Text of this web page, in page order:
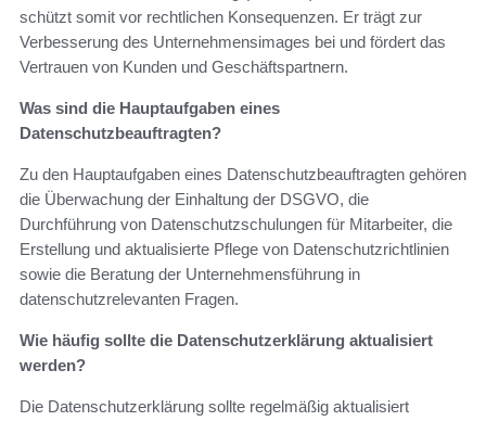
schützt somit vor rechtlichen Konsequenzen. Er trägt zur
Verbesserung des Unternehmensimages bei und fördert das
Vertrauen von Kunden und Geschäftspartnern.
Was sind die Hauptaufgaben eines
Datenschutzbeauftragten?
Zu den Hauptaufgaben eines Datenschutzbeauftragten gehören
die Überwachung der Einhaltung der DSGVO, die
Durchführung von Datenschutzschulungen für Mitarbeiter, die
Erstellung und aktualisierte Pflege von Datenschutzrichtlinien
sowie die Beratung der Unternehmensführung in
datenschutzrelevanten Fragen.
Wie häufig sollte die Datenschutzerklärung aktualisiert
werden?
Die Datenschutzerklärung sollte regelmäßig aktualisiert